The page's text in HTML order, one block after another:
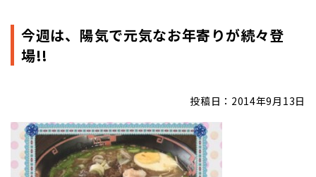
今週は、陽気で元気なお年寄りが続々登
場!!
投稿日：2014年9月13日